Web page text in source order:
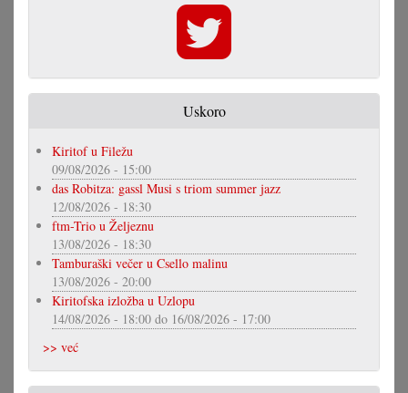
Uskoro
Kiritof u Filežu
09/08/2026 - 15:00
das Robitza: gassl Musi s triom summer jazz
12/08/2026 - 18:30
ftm-Trio u Željeznu
13/08/2026 - 18:30
Tamburaški večer u Csello malinu
13/08/2026 - 20:00
Kiritofska izložba u Uzlopu
14/08/2026 - 18:00 do 16/08/2026 - 17:00
>> već